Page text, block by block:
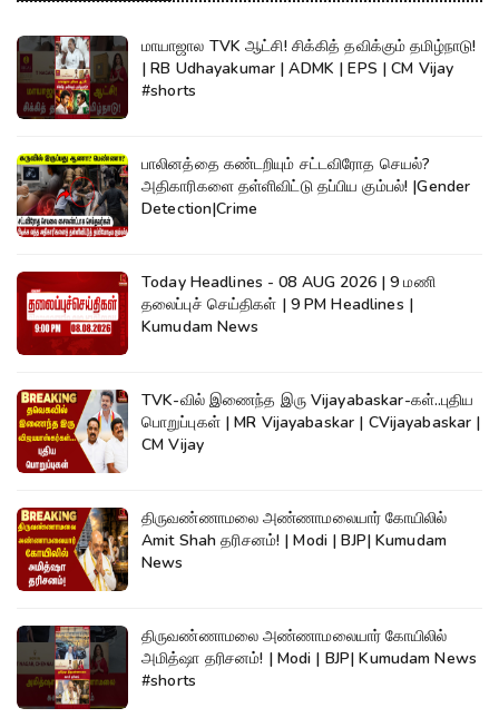
மாயாஜால TVK ஆட்சி! சிக்கித் தவிக்கும் தமிழ்நாடு!
| RB Udhayakumar | ADMK | EPS | CM Vijay
#shorts
பாலினத்தை கண்டறியும் சட்டவிரோத செயல்?
அதிகாரிகளை தள்ளிவிட்டு தப்பிய கும்பல்! |Gender
Detection|Crime
Today Headlines - 08 AUG 2026 | 9 மணி
தலைப்புச் செய்திகள் | 9 PM Headlines |
Kumudam News
TVK-வில் இணைந்த இரு Vijayabaskar-கள்..புதிய
பொறுப்புகள் | MR Vijayabaskar | CVijayabaskar |
CM Vijay
திருவண்ணாமலை அண்ணாமலையார் கோயிலில்
Amit Shah தரிசனம்! | Modi | BJP| Kumudam
News
திருவண்ணாமலை அண்ணாமலையார் கோயிலில்
அமித்ஷா தரிசனம்! | Modi | BJP| Kumudam News
#shorts